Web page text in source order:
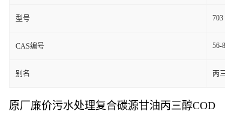
型号 703
CAS编号 56-
别名 丙
原厂廉价污水处理复合碳源甘油丙三醇COD